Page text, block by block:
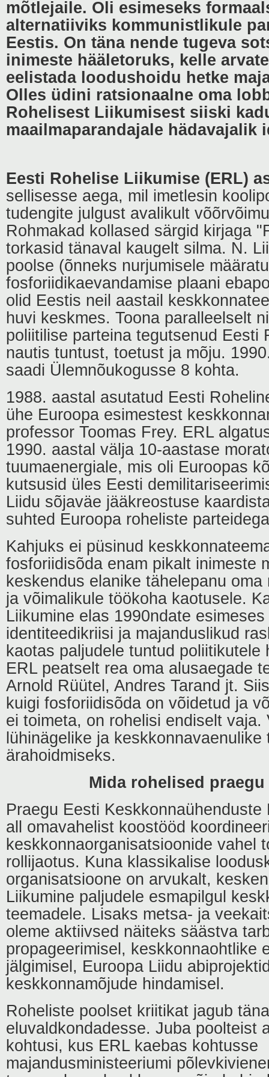
mõtlejaile. Oli esimeseks
alternatiiviks kommunistlikule
Eestis. On täna nende tugeva
inimeste hääletoruks, kelle
eelistada loodushoidu hetke
Olles üdini ratsionaalne oma
Rohelisest Liikumisest siiski
maailmaparandajale hädavajalik
Eesti Rohelise Liikumise (ERL)
sellisesse aega, mil imetlesin
tudengite julgust avalikult
Rohmakad kollased särgid kirjaga
torkasid tänaval kaugelt silma. N.
poolse (õnneks nurjumisele
fosforiidikaevandamise plaani
olid Eestis neil aastail
huvi keskmes. Toona paralleelselt
poliitilise parteina tegutsenud Eesti
nautis tuntust, toetust ja mõju.
saadi Ülemnõukogusse 8 kohta.
1988. aastal asutatud Eesti
ühe Euroopa esimestest
professor Toomas Frey. ERL
1990. aastal välja 10-aastase
tuumaenergiale, mis oli Euroopas
kutsusid üles Eesti
Liidu sõjaväe jääkreostuse
suhted Euroopa roheliste
Kahjuks ei püsinud
fosforiidisõda enam pikalt inimeste
keskendus elanike tähelepanu oma
ja võimalikule töökoha kaotusele.
Liikumine elas 1990ndate
identiteedikriisi ja majanduslikud
kaotas paljudele tuntud poliitikutele
ERL peatselt rea oma alusaegade
Arnold Rüütel, Andres Tarand jt.
kuigi fosforiidisõda on võidetud ja
ei toimeta, on rohelisi endiselt vaja.
lühinägelike ja keskkonnavaenulike
ärahoidmiseks.
Mida rohelised praegu
Praegu Eesti
all omavahelist koostööd
keskkonnaorganisatsioonide vahel
rollijaotus. Kuna klassikalise
organisatsioone on arvukalt,
Liikumine paljudele esmapilgul
teemadele. Lisaks metsa- ja
oleme aktiivsed näiteks säästva
propageerimisel, keskkonnaohtlike
jälgimisel, Euroopa Liidu
keskkonnamõjude hindamisel.
Roheliste poolset kriitikat jagub
eluvaldkondadesse. Juba poolteist
kohtusi, kus ERL kaebas kohtusse
majandusministeeriumi